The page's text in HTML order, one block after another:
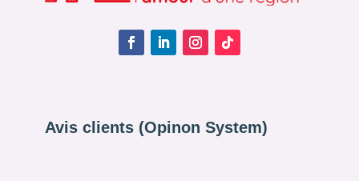
Avis clients (Opinon System)